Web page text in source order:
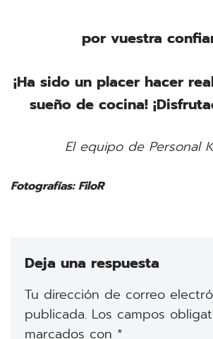
por vuestra
¡Ha sido un placer hacer
sueño de cocina!
El equipo de Personal
Fotografías: FiloR
Deja una respuesta
Tu dirección de correo
publicada. Los campos
marcados con *